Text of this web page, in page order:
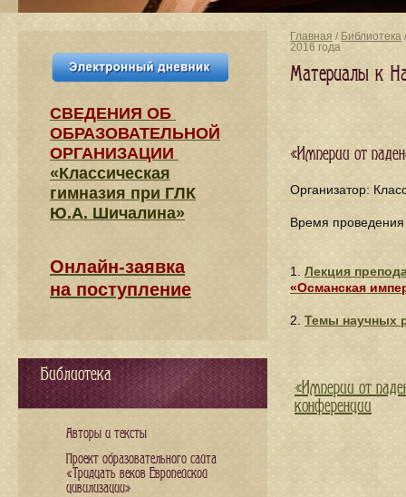
Главная / Библиотека
2016 года
Материалы к
«Империи от
Организатор:
Время
1. Лекция
«Османская
2. Темы научных
«Империи от
конференции
СВЕДЕНИЯ​ ОБ
ОБРАЗОВАТЕЛЬНОЙ
ОРГАНИЗАЦИИ
«Классическая
гимназия при ГЛК
Ю.А. Шичалина»
Онлайн-заявка
на поступление
Библиотека
Авторы и тексты
Проект образовательного сайта
«Тридцать веков Европейской
цивилизации»